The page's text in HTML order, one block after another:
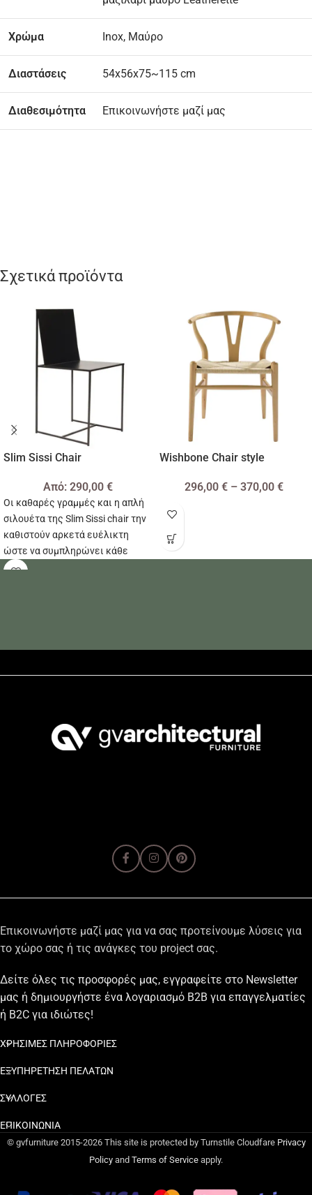
Χρώμα Inox, Μαύρο
Διαστάσεις 54x56x75~115 cm
Διαθεσιμότητα Επικοινωνήστε μαζί μας
Σχετικά προϊόντα
Slim Sissi Chair
Από: 290,00 €
Οι καθαρές γραμμές και η απλή
σιλουέτα της Slim Sissi chair την
καθιστούν αρκετά ευέλικτη
ώστε να συμπληρώνει κάθε
διακόσμηση δωματίου χωρίς
Wishbone Chair style
296,00 € – 370,00 €
Επικοινωνήστε μαζί μας για να σας προτείνουμε λύσεις για
το χώρο σας ή τις ανάγκες του project σας.
Δείτε όλες τις προσφορές μας, εγγραφείτε στο Newsletter
μας ή δημιουργήστε ένα λογαριασμό B2B για επαγγελματίες
ή B2C για ιδιώτες!
ΧΡΗΣΙΜΕΣ ΠΛΗΡΟΦΟΡΙΕΣ
ΕΞΥΠΗΡΕΤΗΣΗ ΠΕΛΑΤΩΝ
ΣΥΛΛΟΓΕΣ
ΕΠΙΚΟΙΝΩΝΙΑ
© gvfurniture 2015-2026 This site is protected by Turnstile Cloudfare Privacy
Policy and Terms of Service apply.